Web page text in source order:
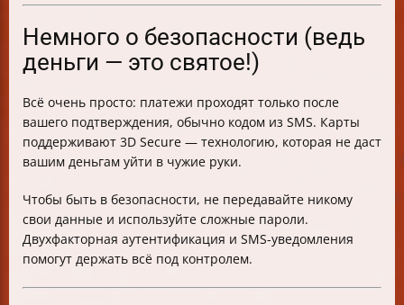
Немного о безопасности (ведь
деньги — это святое!)
Всё очень просто: платежи проходят только после
вашего подтверждения, обычно кодом из SMS. Карты
поддерживают 3D Secure — технологию, которая не даст
вашим деньгам уйти в чужие руки.
Чтобы быть в безопасности, не передавайте никому
свои данные и используйте сложные пароли.
Двухфакторная аутентификация и SMS-уведомления
помогут держать всё под контролем.